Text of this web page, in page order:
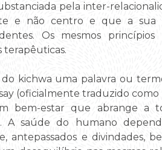
pela inter-
e não centro e que a sua
Os mesmos
terapêuticas.
do kichwa uma palavra ou
(oficialmente traduzido
bem-estar que abrange a
A saúde do humano
antepassados e divindades,